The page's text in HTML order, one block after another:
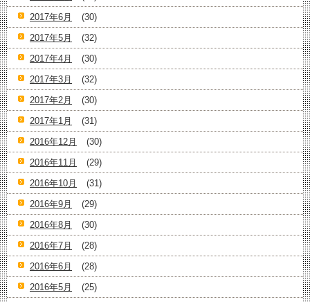
2017年6月
(30)
2017年5月
(32)
2017年4月
(30)
2017年3月
(32)
2017年2月
(30)
2017年1月
(31)
2016年12月
(30)
2016年11月
(29)
2016年10月
(31)
2016年9月
(29)
2016年8月
(30)
2016年7月
(28)
2016年6月
(28)
2016年5月
(25)